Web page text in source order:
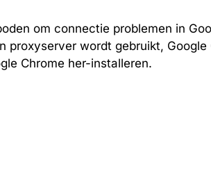
om connectie problemen in
proxyserver wordt gebruikt, Google
Chrome her-installeren.